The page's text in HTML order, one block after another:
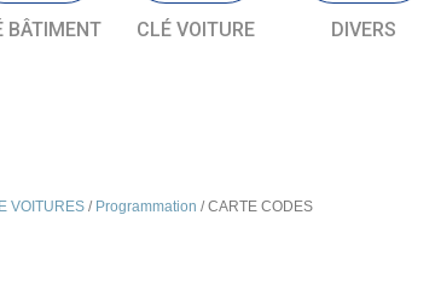
BÂTIMENT CLÉ VOITURE DIVERS
VOITURES / Programmation / CARTE CODES